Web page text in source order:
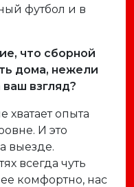
футбол и в
что сборной
дома, нежели
взгляд?
хватает опыта
И это
выезде.
всегда чуть
комфортно, нас